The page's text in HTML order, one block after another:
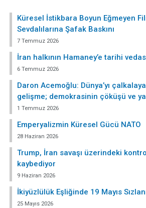
Küresel İstikbara Boyun Eğmeyen
Sevdalılarına Şafak Baskını
7 Temmuz 2026
İran halkının Hamaney’e tarihi
6 Temmuz 2026
Daron Acemoğlu: Dünya’yı
gelişme; demokrasinin çöküşü ve
1 Temmuz 2026
Emperyalizmin Küresel Gücü NATO
28 Haziran 2026
Trump, İran savaşı üzerindeki
kaybediyor
9 Haziran 2026
İkiyüzlülük Eşliğinde 19 Mayıs
25 Mayıs 2026